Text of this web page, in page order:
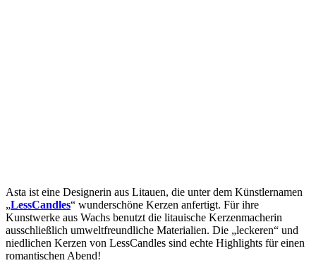
Asta ist eine Designerin aus Litauen, die unter dem Künstlernamen
„LessCandles“ wunderschöne Kerzen anfertigt. Für ihre
Kunstwerke aus Wachs benutzt die litauische Kerzenmacherin
ausschließlich umweltfreundliche Materialien. Die „leckeren“ und
niedlichen Kerzen von LessCandles sind echte Highlights für einen
romantischen Abend!